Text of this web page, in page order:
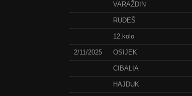
VARAŽDIN
RUDEŠ
12.kolo
2/11/2025 OSIJEK
CIBALIA
HAJDUK